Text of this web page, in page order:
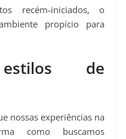
recém‑iniciados, o
propício para
de
nossas experiências na
como buscamos